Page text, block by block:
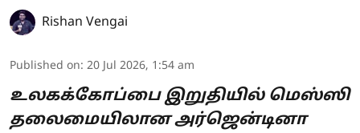
Rishan Vengai
Published on: 20 Jul 2026, 1:54 am
உலகக்கோப்பை இறுதியில் மெஸ்ஸி
தலைமையிலான அர்ஜென்டினா